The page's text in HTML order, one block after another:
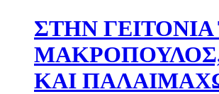
ΣΤΗΝ
ΚΑΙ